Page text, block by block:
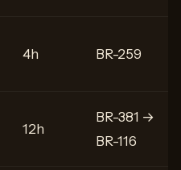
4h BR-259
12h
BR-381 →
BR-116